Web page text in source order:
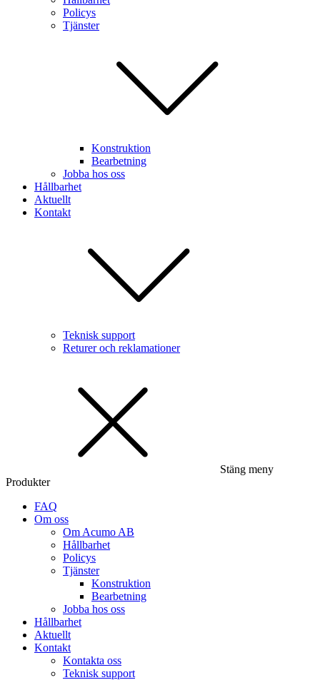
Policys
Tjänster
Konstruktion
Bearbetning
Jobba hos oss
Hållbarhet
Aktuellt
Kontakt
Teknisk support
Returer och reklamationer
Stäng meny
Produkter
FAQ
Om oss
Om Acumo AB
Hållbarhet
Policys
Tjänster
Konstruktion
Bearbetning
Jobba hos oss
Hållbarhet
Aktuellt
Kontakt
Kontakta oss
Teknisk support